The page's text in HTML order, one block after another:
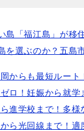
島「福江島」が移
を選ぶのか？五島
からも最短ルート
ロ！妊娠から就学
進学校まで！多様
ら光回線まで！適